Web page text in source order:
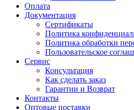
Оплата
Документация
Сертификаты
Политика
Политика обработки
Пользовательское
Сервис
Консультация
Как сделать заказ
Гарантии и Возврат
Контакты
Оптовые поставки